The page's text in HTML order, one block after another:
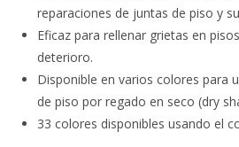
reparaciones de juntas de piso y
Eficaz para rellenar grietas en
deterioro.
Disponible en varios colores para
de piso por regado en seco (dry
33 colores disponibles usando el